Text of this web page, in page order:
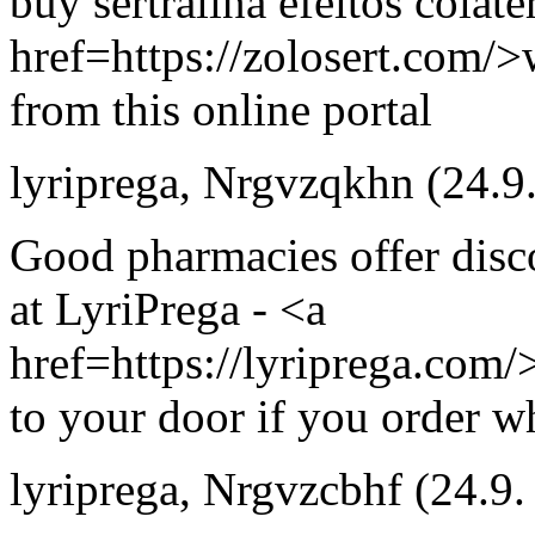
href=https://zolosert.com/
from this online portal
lyriprega, Nrgvzqkhn
Good pharmacies offer
at LyriPrega - <a
href=https://
to your door if you order
lyriprega, Nrgvzcbhf